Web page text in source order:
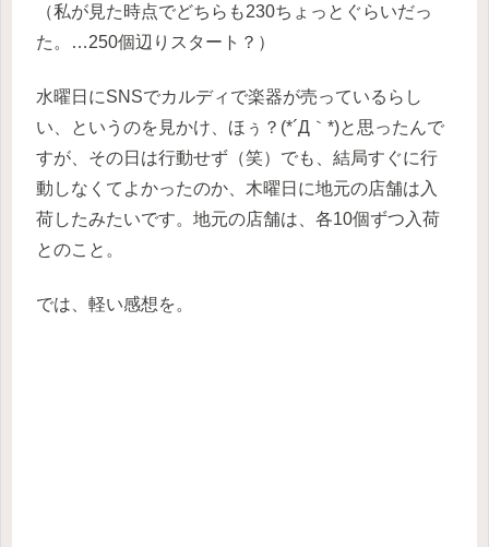
（私が見た時点でどちらも230ちょっとぐらいだっ
た。…250個辺りスタート？）
水曜日にSNSでカルディで楽器が売っているらし
い、というのを見かけ、ほぅ？(*´Д｀*)と思ったんで
すが、その日は行動せず（笑）でも、結局すぐに行
動しなくてよかったのか、木曜日に地元の店舗は入
荷したみたいです。地元の店舗は、各10個ずつ入荷
とのこと。
では、軽い感想を。